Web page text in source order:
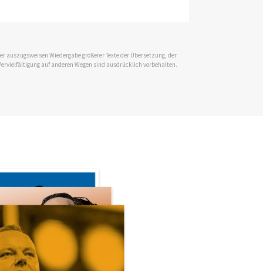
auszugsweisen Wiedergabe größerer Texte der Übersetzung, der
auf anderen Wegen sind ausdrücklich vorbehalten.